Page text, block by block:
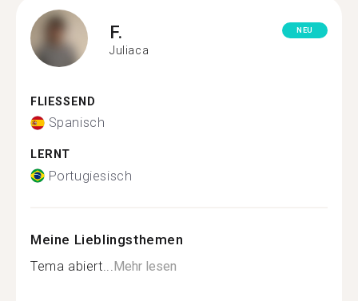
F.
Juliaca
NEU
FLIESSEND
Spanisch
LERNT
Portugiesisch
Meine Lieblingsthemen
Tema abiert... Mehr lesen